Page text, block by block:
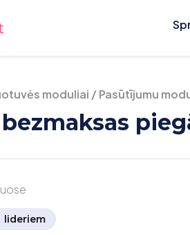
moduliai /Pasūtījumu
lideriem